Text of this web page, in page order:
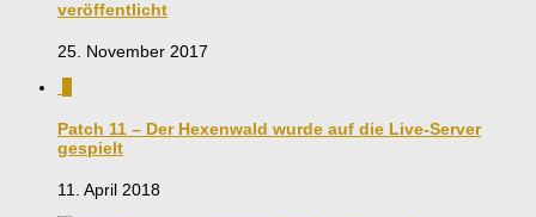
veröffentlicht
25. November 2017
Patch 11 – Der Hexenwald wurde auf die Live-Server
gespielt
11. April 2018